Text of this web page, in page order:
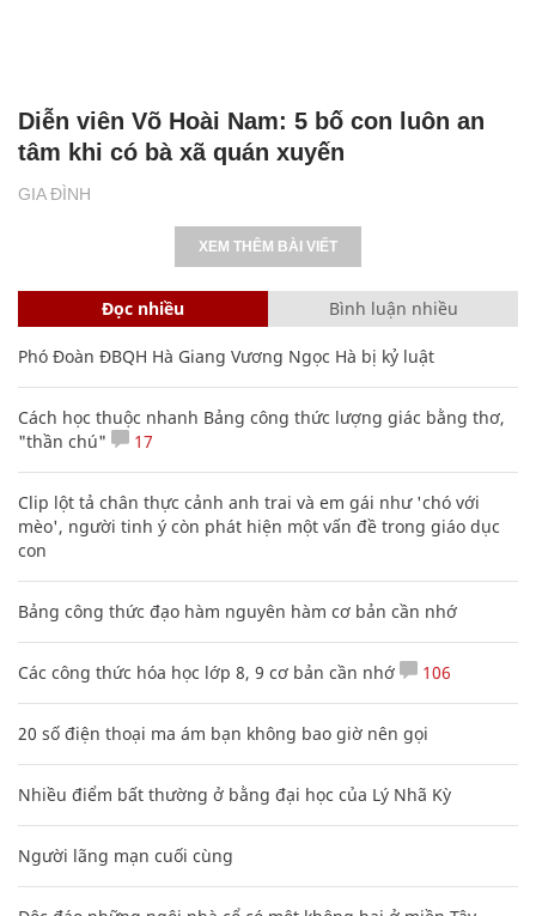
GIA ĐÌNH
Diễn viên Võ Hoài Nam: 5 bố con luôn an
tâm khi có bà xã quán xuyến
XEM THÊM BÀI VIẾT
Đọc nhiều Bình luận nhiều
Phó Đoàn ĐBQH Hà Giang Vương Ngọc Hà bị kỷ luật
Cách học thuộc nhanh Bảng công thức lượng giác bằng thơ,
"thần chú"
17
Clip lột tả chân thực cảnh anh trai và em gái như 'chó với
mèo', người tinh ý còn phát hiện một vấn đề trong giáo dục
con
Bảng công thức đạo hàm nguyên hàm cơ bản cần nhớ
Các công thức hóa học lớp 8, 9 cơ bản cần nhớ 106
20 số điện thoại ma ám bạn không bao giờ nên gọi
Nhiều điểm bất thường ở bằng đại học của Lý Nhã Kỳ
Người lãng mạn cuối cùng